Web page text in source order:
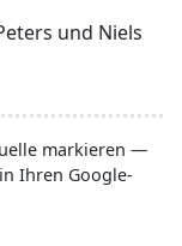
und Niels
markieren —
Ihren Google-